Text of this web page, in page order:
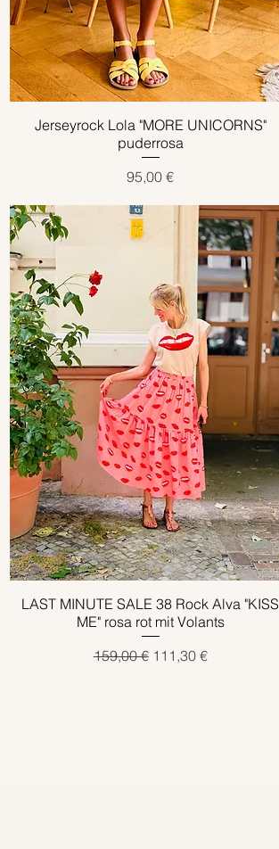
Schnellansicht
Jerseyrock Lola "MORE UNICORNS"
puderrosa
Preis
95,00 €
Schnellansicht
LAST MINUTE SALE 38 Rock Alva "KISS
ME" rosa rot mit Volants
Standardpreis
159,00 € Sale-Preis
111,30 €